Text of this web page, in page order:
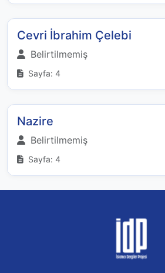
Cevri İbrahim Çelebi
Belirtilmemiş
Sayfa: 4
Nazire
Belirtilmemiş
Sayfa: 4